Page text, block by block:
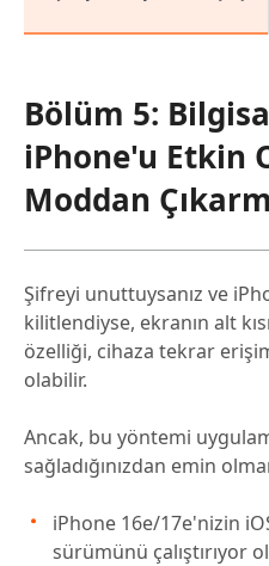
Bölüm 5:
iPhone'u Etkin
Moddan
Şifreyi unuttuysanız ve
kilitlendiyse, ekranın alt
özelliği, cihaza tekrar
olabilir.
Ancak, bu yöntemi
sağladığınızdan emin
iPhone 16e/17e'nizin
sürümünü çalıştırıyor